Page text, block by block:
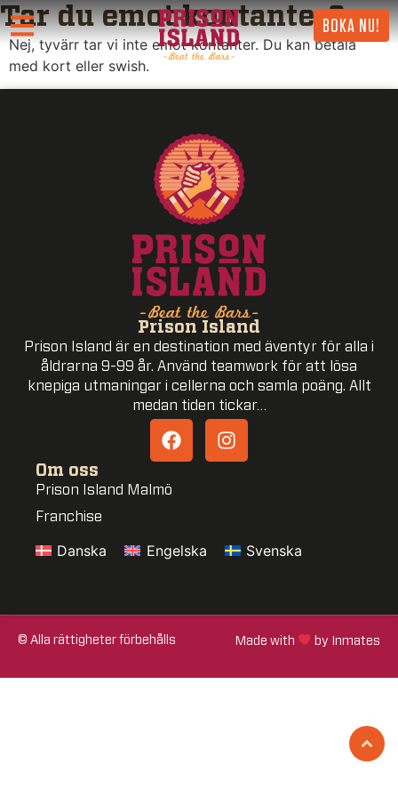
BOKA NU!
Tar du emot kontanter?
Nej, tyvärr tar vi inte emot kontanter. Du kan betala
med kort eller swish.
Prison Island
Prison Island är en destination med äventyr för alla i
åldrarna 9-99 år. Använd teamwork för att lösa
knepiga utmaningar i cellerna och samla poäng. Allt
medan tiden tickar…
Om oss
Prison Island Malmö
Franchise
Danska Engelska Svenska
© Alla rättigheter förbehålls Made with by Inmates